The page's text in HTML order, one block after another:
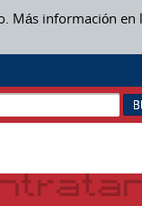
Más información en